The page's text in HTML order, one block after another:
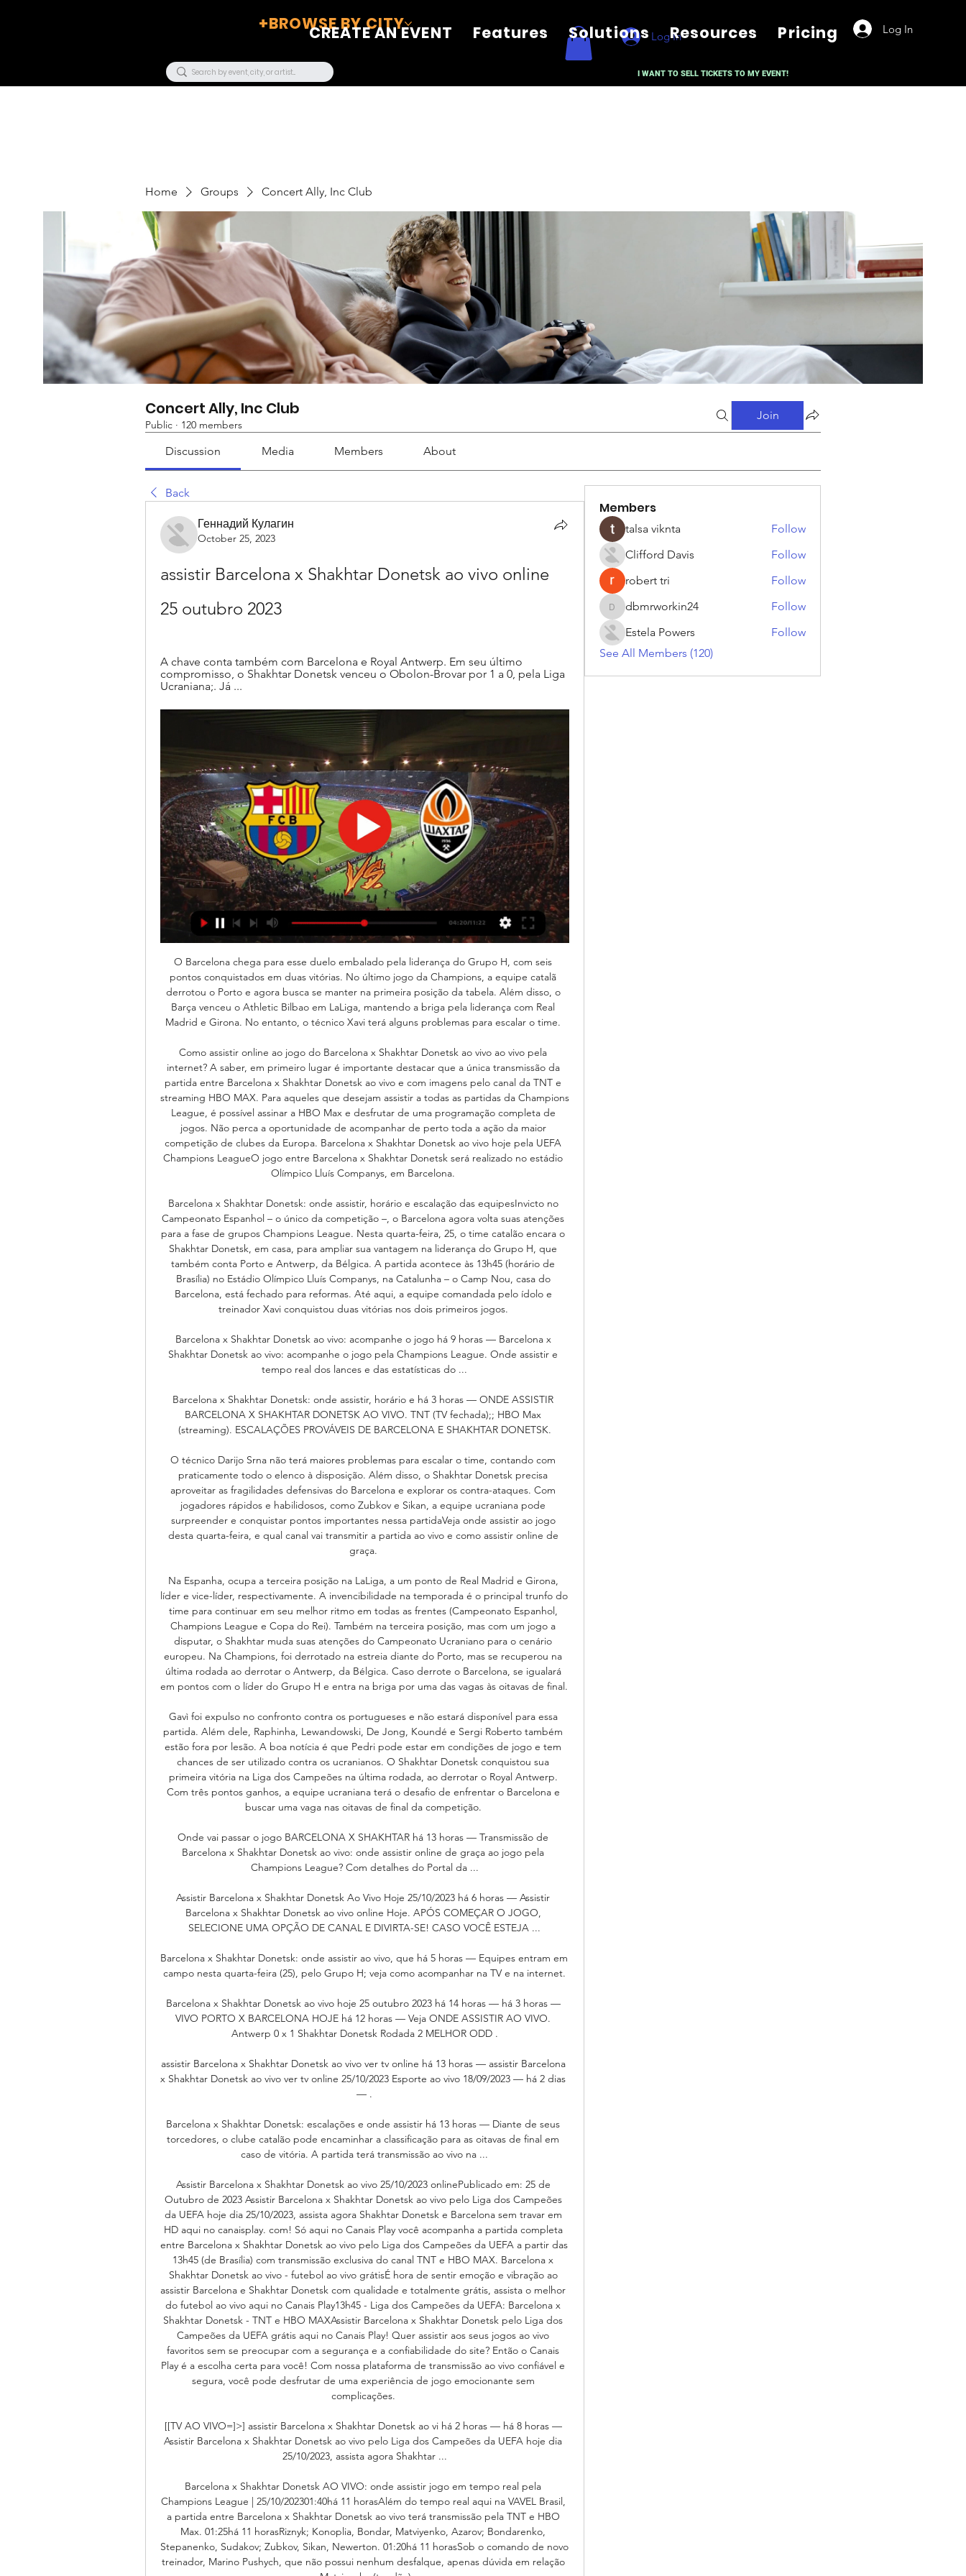
I WANT TO SELL TICKETS TO MY EVENT!
Log In
+BROWSE BY CITY
Log In
CREATE AN EVENT Features Solutions Resources Pricing
Home Groups Concert Ally, Inc Club
Concert Ally, Inc Club
Public · 120 members
Join
Discussion Media Members About
Back
Геннадий Кулагин
October 25, 2023
assistir Barcelona x Shakhtar Donetsk ao vivo online
25 outubro 2023
A chave conta também com Barcelona e Royal Antwerp. Em seu último
compromisso, o Shakhtar Donetsk venceu o Obolon-Brovar por 1 a 0, pela Liga
Ucraniana;. Já ...
O Barcelona chega para esse duelo embalado pela liderança do Grupo H, com seis pontos conquistados em duas vitórias. No último jogo da Champions, a equipe catalã derrotou o Porto e agora busca se manter na primeira posição da tabela. Além disso, o Barça venceu o Athletic Bilbao em LaLiga, mantendo a briga pela liderança com Real Madrid e Girona. No entanto, o técnico Xavi terá alguns problemas para escalar o time. 

Como assistir online ao jogo do Barcelona x Shakhtar Donetsk ao vivo ao vivo pela internet? A saber, em primeiro lugar é importante destacar que a única transmissão da partida entre Barcelona x Shakhtar Donetsk ao vivo e com imagens pelo canal da TNT e streaming HBO MAX. Para aqueles que desejam assistir a todas as partidas da Champions League, é possível assinar a HBO Max e desfrutar de uma programação completa de jogos. Não perca a oportunidade de acompanhar de perto toda a ação da maior competição de clubes da Europa. Barcelona x Shakhtar Donetsk ao vivo hoje pela UEFA Champions LeagueO jogo entre Barcelona x Shakhtar Donetsk será realizado no estádio Olímpico Lluís Companys, em Barcelona. 

Barcelona x Shakhtar Donetsk: onde assistir, horário e escalação das equipesInvicto no Campeonato Espanhol – o único da competição –, o Barcelona agora volta suas atenções para a fase de grupos Champions League. Nesta quarta-feira, 25, o time catalão encara o Shakhtar Donetsk, em casa, para ampliar sua vantagem na liderança do Grupo H, que também conta Porto e Antwerp, da Bélgica. A partida acontece às 13h45 (horário de Brasília) no Estádio Olímpico Lluís Companys, na Catalunha – o Camp Nou, casa do Barcelona, está fechado para reformas. Até aqui, a equipe comandada pelo ídolo e treinador Xavi conquistou duas vitórias nos dois primeiros jogos. 

Barcelona x Shakhtar Donetsk ao vivo: acompanhe o jogo há 9 horas — Barcelona x Shakhtar Donetsk ao vivo: acompanhe o jogo pela Champions League. Onde assistir e tempo real dos lances e das estatísticas do ...

Barcelona x Shakhtar Donetsk: onde assistir, horário e há 3 horas — ONDE ASSISTIR BARCELONA X SHAKHTAR DONETSK AO VIVO. TNT (TV fechada);; HBO Max (streaming). ESCALAÇÕES PROVÁVEIS DE BARCELONA E SHAKHTAR DONETSK.

O técnico Darijo Srna não terá maiores problemas para escalar o time, contando com praticamente todo o elenco à disposição. Além disso, o Shakhtar Donetsk precisa aproveitar as fragilidades defensivas do Barcelona e explorar os contra-ataques. Com jogadores rápidos e habilidosos, como Zubkov e Sikan, a equipe ucraniana pode surpreender e conquistar pontos importantes nessa partidaVeja onde assistir ao jogo desta quarta-feira, e qual canal vai transmitir a partida ao vivo e como assistir online de graça. 

Na Espanha, ocupa a terceira posição na LaLiga, a um ponto de Real Madrid e Girona, líder e vice-líder, respectivamente. A invencibilidade na temporada é o principal trunfo do time para continuar em seu melhor ritmo em todas as frentes (Campeonato Espanhol, Champions League e Copa do Rei). Também na terceira posição, mas com um jogo a disputar, o Shakhtar muda suas atenções do Campeonato Ucraniano para o cenário europeu. Na Champions, foi derrotado na estreia diante do Porto, mas se recuperou na última rodada ao derrotar o Antwerp, da Bélgica. Caso derrote o Barcelona, se igualará em pontos com o líder do Grupo H e entra na briga por uma das vagas às oitavas de final. 

Gavì foi expulso no confronto contra os portugueses e não estará disponível para essa partida. Além dele, Raphinha, Lewandowski, De Jong, Koundé e Sergi Roberto também estão fora por lesão. A boa notícia é que Pedri pode estar em condições de jogo e tem chances de ser utilizado contra os ucranianos. O Shakhtar Donetsk conquistou sua primeira vitória na Liga dos Campeões na última rodada, ao derrotar o Royal Antwerp. Com três pontos ganhos, a equipe ucraniana terá o desafio de enfrentar o Barcelona e buscar uma vaga nas oitavas de final da competição. 

Onde vai passar o jogo BARCELONA X SHAKHTAR há 13 horas — Transmissão de Barcelona x Shakhtar Donetsk ao vivo: onde assistir online de graça ao jogo pela Champions League? Com detalhes do Portal da ...

Assistir Barcelona x Shakhtar Donetsk Ao Vivo Hoje 25/10/2023 há 6 horas — Assistir Barcelona x Shakhtar Donetsk ao vivo online Hoje. APÓS COMEÇAR O JOGO, SELECIONE UMA OPÇÃO DE CANAL E DIVIRTA-SE! CASO VOCÊ ESTEJA ...

Barcelona x Shakhtar Donetsk: onde assistir ao vivo, que há 5 horas — Equipes entram em campo nesta quarta-feira (25), pelo Grupo H; veja como acompanhar na TV e na internet.

Barcelona x Shakhtar Donetsk ao vivo hoje 25 outubro 2023 há 14 horas — há 3 horas — VIVO PORTO X BARCELONA HOJE há 12 horas — Veja ONDE ASSISTIR AO VIVO. Antwerp 0 x 1 Shakhtar Donetsk Rodada 2 MELHOR ODD .

assistir Barcelona x Shakhtar Donetsk ao vivo ver tv online há 13 horas — assistir Barcelona x Shakhtar Donetsk ao vivo ver tv online 25/10/2023 Esporte ao vivo 18/09/2023 — há 2 dias — .

Barcelona x Shakhtar Donetsk: escalações e onde assistir há 13 horas — Diante de seus torcedores, o clube catalão pode encaminhar a classificação para as oitavas de final em caso de vitória. A partida terá transmissão ao vivo na ...

Assistir Barcelona x Shakhtar Donetsk ao vivo 25/10/2023 onlinePublicado em: 25 de Outubro de 2023 Assistir Barcelona x Shakhtar Donetsk ao vivo pelo Liga dos Campeões da UEFA hoje dia 25/10/2023, assista agora Shakhtar Donetsk e Barcelona sem travar em HD aqui no canaisplay. com! Só aqui no Canais Play você acompanha a partida completa entre Barcelona x Shakhtar Donetsk ao vivo pelo Liga dos Campeões da UEFA a partir das 13h45 (de Brasília) com transmissão exclusiva do canal TNT e HBO MAX. Barcelona x Shakhtar Donetsk ao vivo - futebol ao vivo grátisÉ hora de sentir emoção e vibração ao assistir Barcelona e Shakhtar Donetsk com qualidade e totalmente grátis, assista o melhor do futebol ao vivo aqui no Canais Play13h45 - Liga dos Campeões da UEFA: Barcelona x Shakhtar Donetsk - TNT e HBO MAXAssistir Barcelona x Shakhtar Donetsk pelo Liga dos Campeões da UEFA grátis aqui no Canais Play! Quer assistir aos seus jogos ao vivo favoritos sem se preocupar com a segurança e a confiabilidade do site? Então o Canais Play é a escolha certa para você! Com nossa plataforma de transmissão ao vivo confiável e segura, você pode desfrutar de uma experiência de jogo emocionante sem complicações. 

[[TV AO VIVO=]>] assistir Barcelona x Shakhtar Donetsk ao vi há 2 horas — há 8 horas — Assistir Barcelona x Shakhtar Donetsk ao vivo pelo Liga dos Campeões da UEFA hoje dia 25/10/2023, assista agora Shakhtar ...

Barcelona x Shakhtar Donetsk AO VIVO: onde assistir jogo em tempo real pela Champions League | 25/10/202301:40há 11 horasAlém do tempo real aqui na VAVEL Brasil, a partida entre Barcelona x Shakhtar Donetsk ao vivo terá transmissão pela TNT e HBO Max. 01:25há 11 horasRiznyk; Konoplia, Bondar, Matviyenko, Azarov; Bondarenko, Stepanenko, Sudakov; Zubkov, Sikan, Newerton. 01:20há 11 horasSob o comando de novo treinador, Marino Pushych, que não possui nenhum desfalque, apenas dúvida em relação a Matviyenko (tendão). 

BARCELONA x SHAKHTAR DONETSK AO VIVO - YouTube YouTube YouTube YouTube Na Rede Oficial há 3 horas há 3 horas

01:05há 12 horasTer Stegen: João Cancelo, Araújo, Christensen, Alonso; Fermin Lopez, Oriol Romeu, Gündogan; Yamal, Ferran Torres, João Félix. 01:00há 12 horasXavi não poderá contar com seis jogadores: De Jong (tornozelo), Gavi (suspenso), Koundé (joelho), Lewandowski (tornozelo), Raphinha (coxa), Sergi Roberto (rutura muscular). Já Pedri segue como dúvida, por conta do condicionamento físico. 

ASSISTIR Porto x Shakhtar Donetsk ao vivo online A chave conta também com Barcelona e Royal Antwerp. Em seu último compromisso, o Shakhtar Donetsk venceu o Obolon-Brovar por 1 a 0, pela Liga Ucraniana;. Já ...

Barcelona e Shakhtar Donetsk se enfrentam pela fase de grupos da Champions League. Foto: Arte/EstadãoBARCELONA X SHAKHTAR DONETSK: DATA, HORÁRIO E LOCALDATA: 25/10 (quarta-feira). HORÁRIO: 13h45 (horário de Brasília). LOCAL: Estádio Olímpico Lluís Companys. ONDE ASSISTIR BARCELONA X SHAKHTAR DONETSK AO VIVOContinua após a publicidadeTNT (TV fechada);HBO Max (streaming). ESCALAÇÕES PROVÁVEIS DE BARCELONA E SHAKHTAR DONETSKBARCELONA: Marc-Andre ter Stegen; João Cancelo, Ronald Araujo, Íñigo Martinez e Álex Balde; Fermín López, Oriol Romeu, Ilkay Gundogan e Lamine Yamal; Ferrán Torres e João Félix. Técnico: Xavi Hernández. SHAKHTAR DONETSK: Dmytro Riznyk; Yukhym Konoplya, Yaroslav Rakitskiy, Mykola Matvienko e Irakli Azarovi; Taras Stepanenko, Oleksandr Zubkov, Yegor Nazaryna e Georgiy Sudakov; Dmytro Kryskiv e Danylo Sikan. Técnico: Darijo Srna. 

Barcelona x Shakhtar Donetsk Palpites - Saiba Onde há 4 horas — Barcelona e Shakhtar Donetsk se enfrentam em partida válida pela 3ª rodada da fase de grupos da Champions League. O duelo acontecerá nesta ...

Para os torcedores que desejam acompanhar a partida, ela estará disponível na TNT e no streaming HBO Max. TNT, é um canal de televisão brasileiro produzido pela Warner Bros, por assinatura transmitido na América Latina, destinado a exibição de programas e transmissões esportivas. Barcelona e Shakhtar Donetsk se enfrentam em um jogo crucial para ambos os times. 

Barcelona x Shakhtar Donetsk ao vivo: como assistir online e transmissão na TV o jogo da Champions LeagueBarcelona x Shakhtar Donetsk ao vivo. Foto: Divulgação/CBSSaiba como assistir Barcelona x Shakhtar Donetsk ao vivo na TV, onde assistir online e tudo mais sobre o jogo da UEFA Champions League edição 2023/24. O Barcelona recebe o Shakhtar Donetsk às 13h45 (de Brasília) desta quarta-feira, 25 de outubro, no estádio Olímpico Lluís Companys, em Barcelona, pela 03ª rodada fase de grupos da maior competição de clubes do mundo. 

Barcelona x Shakhtar Donetsk » Palpites, Placar ao vivo há 8 horas — * Para assistir, você deve ter uma conta com fundos ou uma aposta feita nas últimas 24h! Juiz Kruzliak, Ivan. Estádio Olímpic Lluís
Members
talsa viknta
Follow
Clifford Davis
Follow
robert tri
Follow
dbmrworkin24
dbmrworkin24
Follow
Estela Powers
Follow
See All Members (120)